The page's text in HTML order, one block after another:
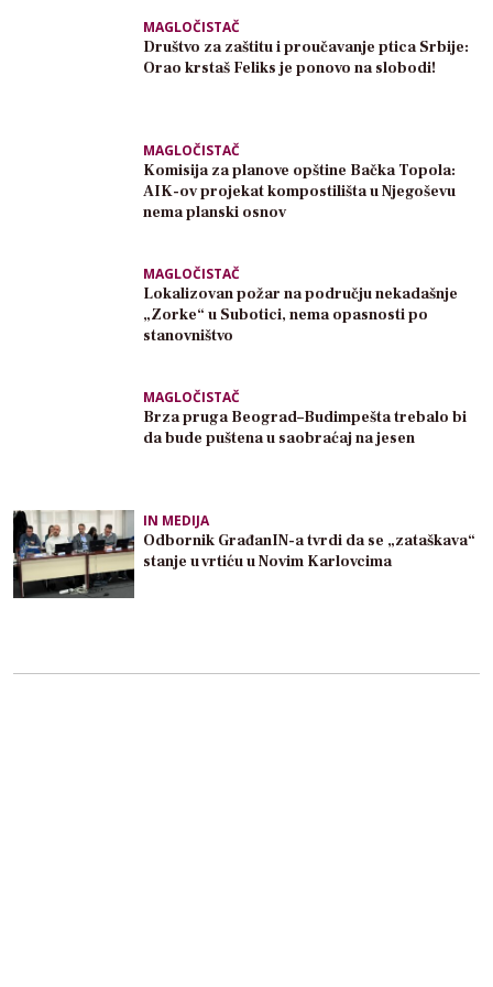
MAGLOČISTAČ
Društvo za zaštitu i proučavanje ptica Srbije:
Orao krstaš Feliks je ponovo na slobodi!
MAGLOČISTAČ
Komisija za planove opštine Bačka Topola:
AIK-ov projekat kompostilišta u Njegoševu
nema planski osnov
MAGLOČISTAČ
Lokalizovan požar na području nekadašnje
„Zorke“ u Subotici, nema opasnosti po
stanovništvo
MAGLOČISTAČ
Brza pruga Beograd–Budimpešta trebalo bi
da bude puštena u saobraćaj na jesen
IN MEDIJA
Odbornik GrađanIN-a tvrdi da se „zataškava“
stanje u vrtiću u Novim Karlovcima